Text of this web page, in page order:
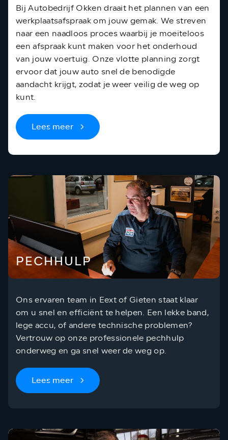
Bij Autobedrijf Okken draait het plannen van een
werkplaatsafspraak om jouw gemak. We streven
naar een naadloos proces waarbij je moeiteloos
een afspraak kunt maken voor het onderhoud
van jouw voertuig. Onze vlotte planning zorgt
ervoor dat jouw auto snel de benodigde
aandacht krijgt, zodat je weer veilig de weg op
kunt.
Lees meer
PECHHULP
Ons ervaren team in Eext of Gieten staat klaar
om u snel en efficiënt te helpen. Een lekke band,
lege accu, of andere technische problemen?
Vertrouw op onze professionele pechhulp
onderweg en ga snel weer de weg op.
Lees meer